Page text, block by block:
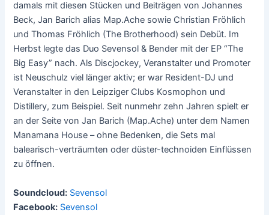
damals mit diesen Stücken und Beiträgen von Johannes
Beck, Jan Barich alias Map.Ache sowie Christian Fröhlich
und Thomas Fröhlich (The Brotherhood) sein Debüt. Im
Herbst legte das Duo Sevensol & Bender mit der EP “The
Big Easy” nach. Als Discjockey, Veranstalter und Promoter
ist Neuschulz viel länger aktiv; er war Resident-DJ und
Veranstalter in den Leipziger Clubs Kosmophon und
Distillery, zum Beispiel. Seit nunmehr zehn Jahren spielt er
an der Seite von Jan Barich (Map.Ache) unter dem Namen
Manamana House – ohne Bedenken, die Sets mal
balearisch-verträumten oder düster-technoiden Einflüssen
zu öffnen.
Soundcloud: Sevensol
Facebook: Sevensol